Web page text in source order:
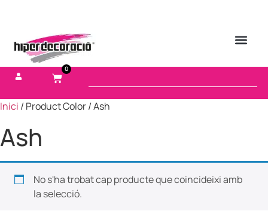
0
Inici / Product Color / Ash
Ash
No s'ha trobat cap producte que coincideixi amb
la selecció.